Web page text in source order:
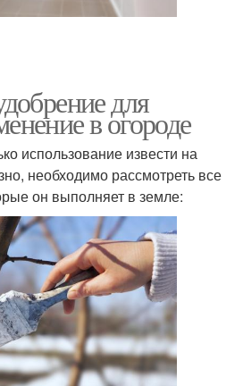
для
в огороде
использование извести на
необходимо рассмотреть все
он выполняет в земле: